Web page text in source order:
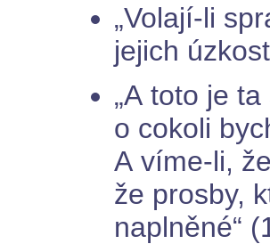
„Volají-li
jejich
„A toto je
o cokoli
A víme-li,
že prosby,
naplněné“